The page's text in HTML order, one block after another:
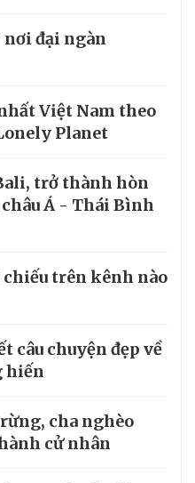
nơi đại ngàn
Việt Nam theo
Planet
trở thành hòn
Á - Thái Bình
chiếu trên kênh nào
câu chuyện đẹp về
hiến
cha nghèo
cử nhân